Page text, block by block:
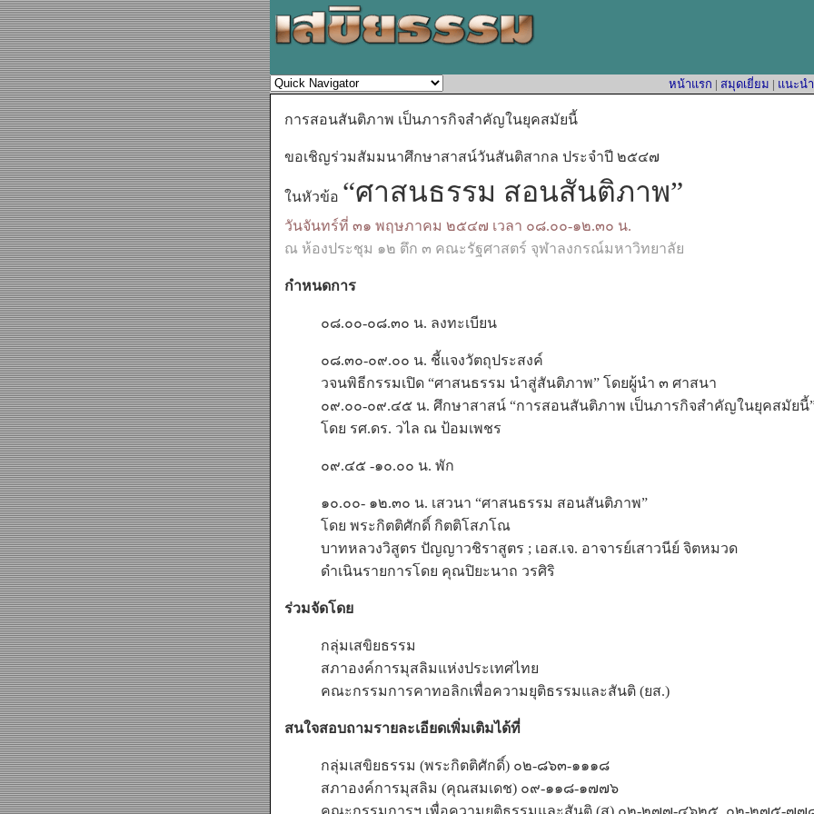
หน้าแรก | สมุดเยี่ยม | แนะน
การสอนสันติภาพ เป็นภารกิจสำคัญในยุคสมัยนี้
ขอเชิญร่วมสัมมนาศึกษาสาสน์วันสันติสากล ประจำปี ๒๕๔๗
ในหัวข้อ “ศาสนธรรม สอนสันติภาพ”
วันจันทร์ที่ ๓๑ พฤษภาคม ๒๕๔๗ เวลา ๐๘.๐๐-๑๒.๓๐ น.
ณ ห้องประชุม ๑๒ ตึก ๓ คณะรัฐศาสตร์ จุฬาลงกรณ์มหาวิทยาลัย
กำหนดการ
๐๘.๐๐-๐๘.๓๐ น. ลงทะเบียน
๐๘.๓๐-๐๙.๐๐ น. ชี้แจงวัตถุประสงค์
วจนพิธีกรรมเปิด “ศาสนธรรม นำสู่สันติภาพ” โดยผู้นำ ๓ ศาสนา
๐๙.๐๐-๐๙.๔๕ น. ศึกษาสาสน์ “การสอนสันติภาพ เป็นภารกิจสำคัญในยุคสมัยนี้
โดย รศ.ดร. วไล ณ ป้อมเพชร
๐๙.๔๕ -๑๐.๐๐ น. พัก
๑๐.๐๐- ๑๒.๓๐ น. เสวนา “ศาสนธรรม สอนสันติภาพ”
โดย พระกิตติศักดิ์ กิตติโสภโณ
บาทหลวงวิสูตร ปัญญาวชิราสูตร ; เอส.เจ. อาจารย์เสาวนีย์ จิตหมวด
ดำเนินรายการโดย คุณปิยะนาถ วรศิริ
ร่วมจัดโดย
กลุ่มเสขิยธรรม
สภาองค์การมุสลิมแห่งประเทศไทย
คณะกรรมการคาทอลิกเพื่อความยุติธรรมและสันติ (ยส.)
สนใจสอบถามรายละเอียดเพิ่มเติมได้ที่
กลุ่มเสขิยธรรม (พระกิตติศักดิ์) ๐๒-๘๖๓-๑๑๑๘
สภาองค์การมุสลิม (คุณสมเดช) ๐๙-๑๑๘-๑๗๗๖
คณะกรรมการฯ เพื่อความยุติธรรมและสันติ (สุ) ๐๒-๒๗๗-๔๖๒๕, ๐๒-๒๗๕-๗๗